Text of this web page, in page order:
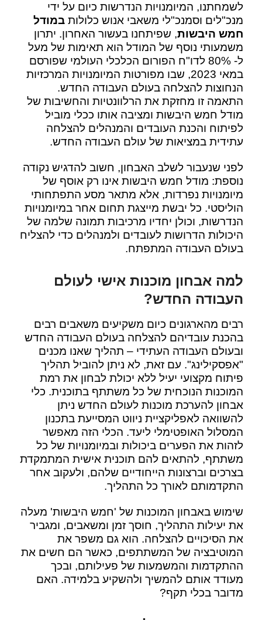
לשמחתנו, המיומנויות הנדרשות כיום על ידי
מנכ"לים וסמנכ"לי משאבי אנוש כלולותבמודל
חמש היבשות, שפיתחנו בעשור האחרון. יתרון
משמעותי נוסף של המודל הוא תאימות של מעל
ל- 80% לדו"ח הפורום הכלכלי העולמי שפורסם
במאי 2023, שבו מפורטות המיומנויות המרכזיות
הנחוצות להצלחה בעולם העבודה החדש.
התאמה זו מחזקת את הרלוונטיות והחשיבות של
מודל חמש היבשות ומציבה אותו ככלי מוביל
לפיתוח והכנת העובדים והמנהלים להצלחה
עתידית במציאות של עולם העבודה החדש.
לפני שנעבור לשלב האבחון, חשוב להדגיש נקודה
נוספת: מודל חמש היבשות אינו רק אוסף של
מיומנויות נפרדות, אלא מתאר מסע התפתחותי
הוליסטי. כל יבשת מייצגת תחום אחר במיומנויות
הנדרשות, וכולן יחדיו מרכיבות תמונה שלמה של
היכולות הדרושות לעובדים ולמנהלים כדי להצליח
בעולם העבודה המתפתח.
למה אבחון מוכנות אישי לעולם
העבודה החדש?
רבים מהארגונים כיום משקיעים משאבים רבים
בהכנת עובדיהם להצלחה בעולם העבודה החדש
ובעולם העבודה העתידי – תהליך שאנו מכנים
"אפסקילינג". עם זאת, לא ניתן להוביל תהליך
פיתוח מקצועי יעיל ללא יכולת לבחון את רמת
המוכנות הנוכחית של כל משתתף בתוכנית. כלי
אבחון להערכת מוכנות לעולם החדש ניתן
להשוואה לאפליקציית ניווט המסייעת בתכנון
המסלול האופטימלי ליעד. הכלי הזה מאפשר
לזהות את הפערים ביכולות ובמיומנויות של כל
משתתף, להתאים להם תוכנית אישית המתמקדת
בצרכים וברצונות הייחודיים שלהם, ולעקוב אחר
התקדמותם לאורך כל התהליך.
שימוש באבחון המוכנות של 'חמש היבשות' מעלה
את יעילות התהליך, חוסך זמן ומשאבים, ומגביר
את הסיכויים להצלחה. הוא גם משפר את
המוטיבציה של המשתתפים, כאשר הם חשים את
ההתקדמות והמשמעות של פעילותם, ובכך
מעודד אותם להמשיך ולהשקיע בלמידה. האם
מדובר בכלי תקף?